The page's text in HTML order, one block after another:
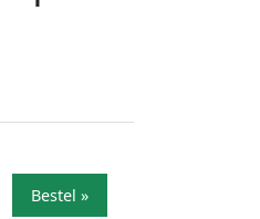
Bestel »